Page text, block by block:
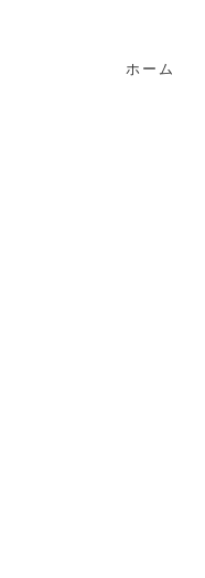
ホーム